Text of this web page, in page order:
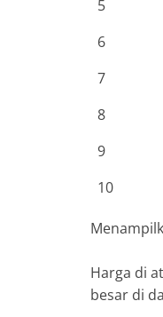
5
6
7
8
9
10
Harga di
besar di